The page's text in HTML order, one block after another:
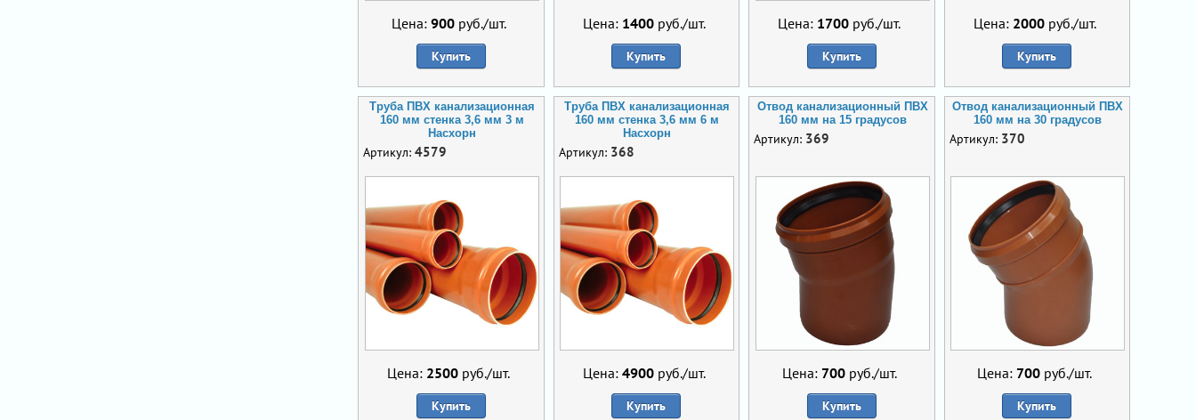
Цена: 900руб./шт.
Купить
Цена: 1400руб./шт.
Купить
Цена: 1700 руб./шт.
Купить
Цена: 2000руб./шт.
Купить
Труба ПВХ канализационная
160 мм стенка 3,6 мм 3 м
Насхорн
Артикул: 4579
Цена: 2500 руб./шт.
Купить
Труба ПВХ канализационная
160 мм стенка 3,6 мм 6 м
Насхорн
Артикул: 368
Цена: 4900руб./шт.
Купить
Отвод канализационный ПВХ
160 мм на 15 градусов
Артикул: 369
Цена: 700руб./шт.
Купить
Отвод канализационный ПВХ
160 мм на 30 градусов
Артикул: 370
Цена: 700 руб./шт.
Купить